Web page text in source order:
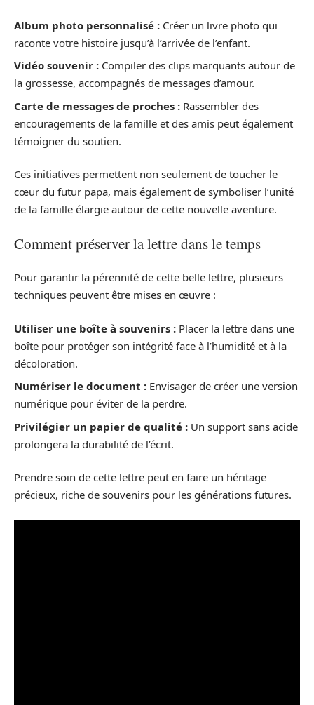
Album photo personnalisé : Créer un livre photo qui
raconte votre histoire jusqu’à l’arrivée de l’enfant.
Vidéo souvenir : Compiler des clips marquants autour de
la grossesse, accompagnés de messages d’amour.
Carte de messages de proches : Rassembler des
encouragements de la famille et des amis peut également
témoigner du soutien.
Ces initiatives permettent non seulement de toucher le
cœur du futur papa, mais également de symboliser l’unité
de la famille élargie autour de cette nouvelle aventure.
Comment préserver la lettre dans le temps
Pour garantir la pérennité de cette belle lettre, plusieurs
techniques peuvent être mises en œuvre :
Utiliser une boîte à souvenirs : Placer la lettre dans une
boîte pour protéger son intégrité face à l’humidité et à la
décoloration.
Numériser le document : Envisager de créer une version
numérique pour éviter de la perdre.
Privilégier un papier de qualité : Un support sans acide
prolongera la durabilité de l’écrit.
Prendre soin de cette lettre peut en faire un héritage
précieux, riche de souvenirs pour les générations futures.